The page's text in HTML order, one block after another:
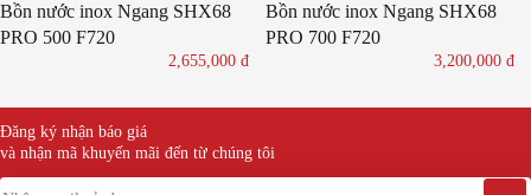
Bồn nước inox Ngang SHX68
PRO 500 F720
2,655,000 đ
Bồn nước inox Ngang SHX68
PRO 700 F720
3,200,000 đ
Đăng ký nhận báo giá
và nhận mã khuyến mãi đến từ chúng tôi